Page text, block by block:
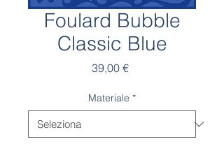
Foulard Bubble
Classic Blue
39,00 €Prezzo
Materiale *